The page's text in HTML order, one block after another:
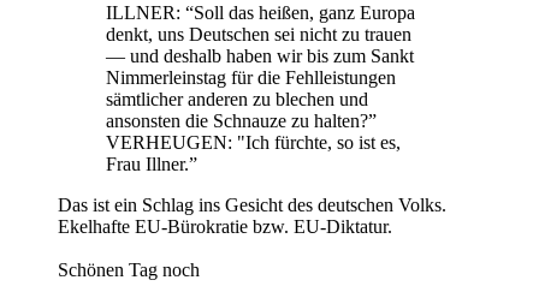
ILLNER: “Soll das heißen, ganz Europa
denkt, uns Deutschen sei nicht zu trauen
— und deshalb haben wir bis zum Sankt
Nimmerleinstag für die Fehlleistungen
sämtlicher anderen zu blechen und
ansonsten die Schnauze zu halten?”
VERHEUGEN: "Ich fürchte, so ist es,
Frau Illner.”
Das ist ein Schlag ins Gesicht des deutschen Volks.
Ekelhafte EU-Bürokratie bzw. EU-Diktatur.
Schönen Tag noch